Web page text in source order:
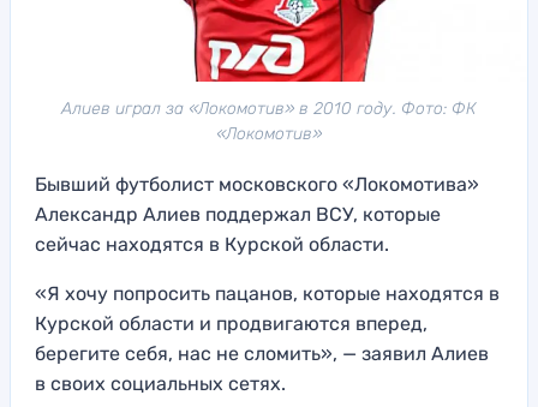
Алиев играл за «Локомотив» в 2010 году. Фото: ФК
«Локомотив»
Бывший футболист московского «Локомотива»
Александр Алиев поддержал ВСУ, которые
сейчас находятся в Курской области.
«Я хочу попросить пацанов, которые находятся в
Курской области и продвигаются вперед,
берегите себя, нас не сломить», — заявил Алиев
в своих социальных сетях.